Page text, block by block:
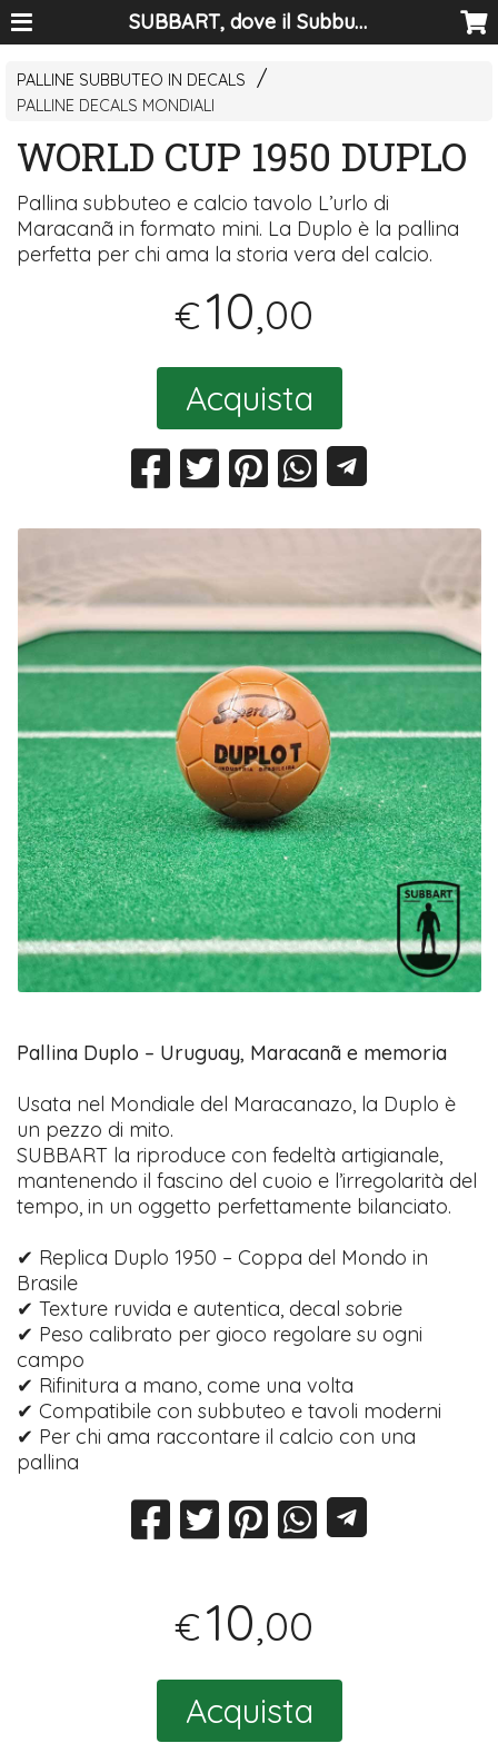
SUBBART, dove il Subbuteo diventa arte
PALLINE SUBBUTEO IN DECALS
PALLINE DECALS MONDIALI
WORLD CUP 1950 DUPLO
Pallina subbuteo e calcio tavolo L’urlo di
Maracanã in formato mini. La Duplo è la pallina
perfetta per chi ama la storia vera del calcio.
€10,00
Acquista
Pallina Duplo – Uruguay, Maracanã e memoria
Usata nel Mondiale del Maracanazo, la Duplo è
un pezzo di mito.
SUBBART la riproduce con fedeltà artigianale,
mantenendo il fascino del cuoio e l’irregolarità del
tempo, in un oggetto perfettamente bilanciato.
✔ Replica Duplo 1950 – Coppa del Mondo in
Brasile
✔ Texture ruvida e autentica, decal sobrie
✔ Peso calibrato per gioco regolare su ogni
campo
✔ Rifinitura a mano, come una volta
✔ Compatibile con subbuteo e tavoli moderni
✔ Per chi ama raccontare il calcio con una
pallina
€10,00
Acquista